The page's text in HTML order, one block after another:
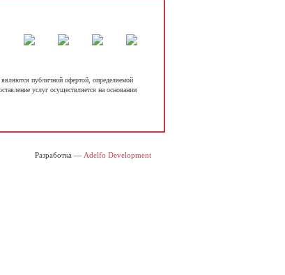
публичной офертой, определяемой
услуг осуществляется на основании
Разработка — Adelfo Development